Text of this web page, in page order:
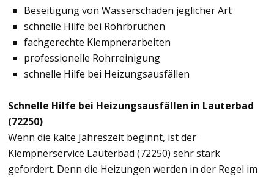
Beseitigung von Wasserschäden jeglicher Art
schnelle Hilfe bei Rohrbrüchen
fachgerechte Klempnerarbeiten
professionelle Rohrreinigung
schnelle Hilfe bei Heizungsausfällen
Schnelle Hilfe bei Heizungsausfällen in Lauterbad
(72250)
Wenn die kalte Jahreszeit beginnt, ist der
Klempnerservice Lauterbad (72250) sehr stark
gefordert. Denn die Heizungen werden in der Regel im